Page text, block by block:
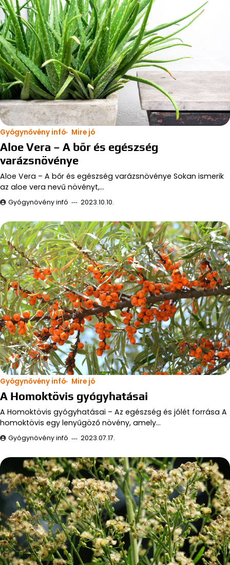
Gyógynővény infó Mire jó
Aloe Vera – A bőr és egészség
varázsnövénye
Aloe Vera – A bőr és egészség varázsnövénye Sokan ismerik
az aloe vera nevű növényt,…
Gyógynövény infó 2023.10.10.
Gyógynővény infó Mire jó
A Homoktövis gyógyhatásai
A Homoktövis gyógyhatásai – Az egészség és jólét forrása A
homoktövis egy lenyűgöző növény, amely…
Gyógynövény infó 2023.07.17.